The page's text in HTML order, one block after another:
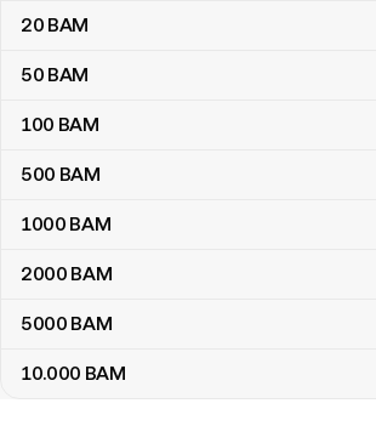
20 BAM
50 BAM
100 BAM
500 BAM
1000 BAM
2000 BAM
5000 BAM
10.000 BAM